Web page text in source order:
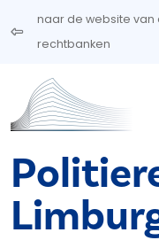
Overslaan en naar de
naar de website van
rechtbanken